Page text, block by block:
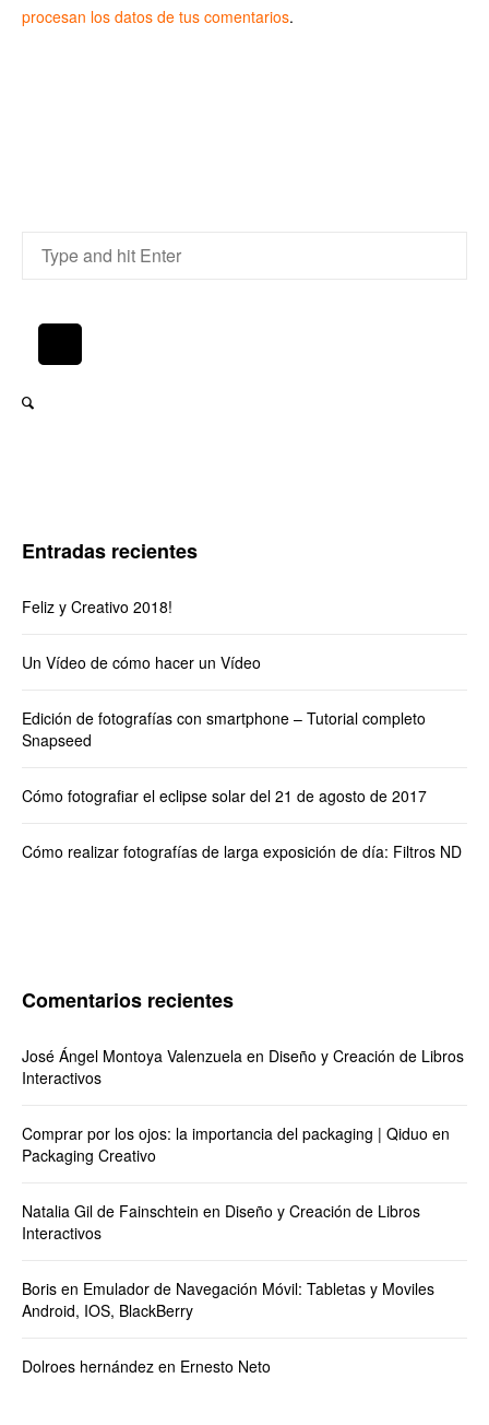
procesan los datos de tus comentarios.
Entradas recientes
Feliz y Creativo 2018!
Un Vídeo de cómo hacer un Vídeo
Edición de fotografías con smartphone – Tutorial completo
Snapseed
Cómo fotografiar el eclipse solar del 21 de agosto de 2017
Cómo realizar fotografías de larga exposición de día: Filtros ND
Comentarios recientes
José Ángel Montoya Valenzuela en Diseño y Creación de Libros
Interactivos
Comprar por los ojos: la importancia del packaging | Qiduo en
Packaging Creativo
Natalia Gil de Fainschtein en Diseño y Creación de Libros
Interactivos
Boris en Emulador de Navegación Móvil: Tabletas y Moviles
Android, IOS, BlackBerry
Dolroes hernández en Ernesto Neto